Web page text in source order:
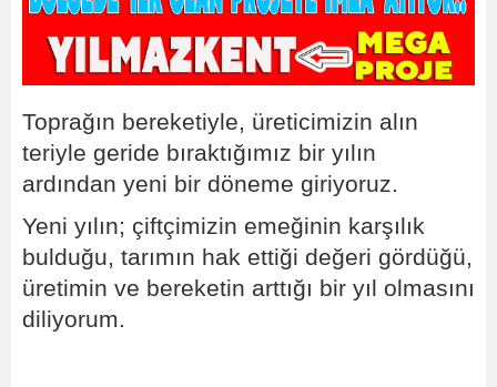
Toprağın bereketiyle, üreticimizin alın
teriyle geride bıraktığımız bir yılın
ardından yeni bir döneme giriyoruz.
Yeni yılın; çiftçimizin emeğinin karşılık
bulduğu, tarımın hak ettiği değeri gördüğü,
üretimin ve bereketin arttığı bir yıl olmasını
diliyorum.